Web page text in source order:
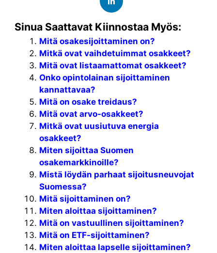
Sinua Saattavat Kiinnostaa Myös:
Mitä osakesijoittaminen on?
Mitkä ovat vaihdetuimmat osakkeet?
Mitä ovat listaamattomat osakkeet?
Onko opintolainan sijoittaminen
kannattavaa?
Mitä on osake treidaus?
Mitä ovat arvo-osakkeet?
Mitkä ovat uusiutuva energia
osakkeet?
Miten sijoittaa Suomen
osakemarkkinoille?
Mistä löydän parhaat sijoitusneuvojat
Suomessa?
Mitä sijoittaminen on?
Miten aloittaa sijoittaminen?
Mitä on vastuullinen sijoittaminen?
Mitä on ETF-sijoittaminen?
Miten aloittaa lapselle sijoittaminen?